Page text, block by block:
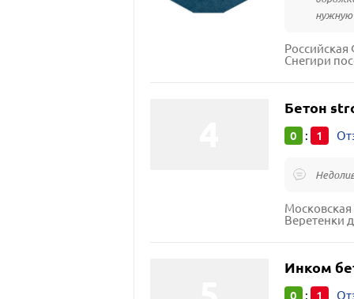
Снегири
Бетон
0 : 1
Московская
Веретенки
Инком
0 : 1